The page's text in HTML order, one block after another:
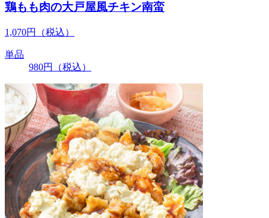
鶏もも肉の大戸屋風チキン南蛮
1,070円 （税込）
単品
980円 （税込）